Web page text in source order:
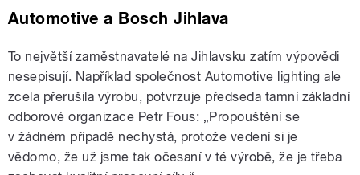
Automotive a Bosch Jihlava
To největší zaměstnavatelé na Jihlavsku zatím výpovědi
nesepisují. Například společnost Automotive lighting ale
zcela přerušila výrobu, potvrzuje předseda tamní základní
odborové organizace Petr Fous: „Propouštění se
v žádném případě nechystá, protože vedení si je
vědomo, že už jsme tak očesaní v té výrobě, že je třeba